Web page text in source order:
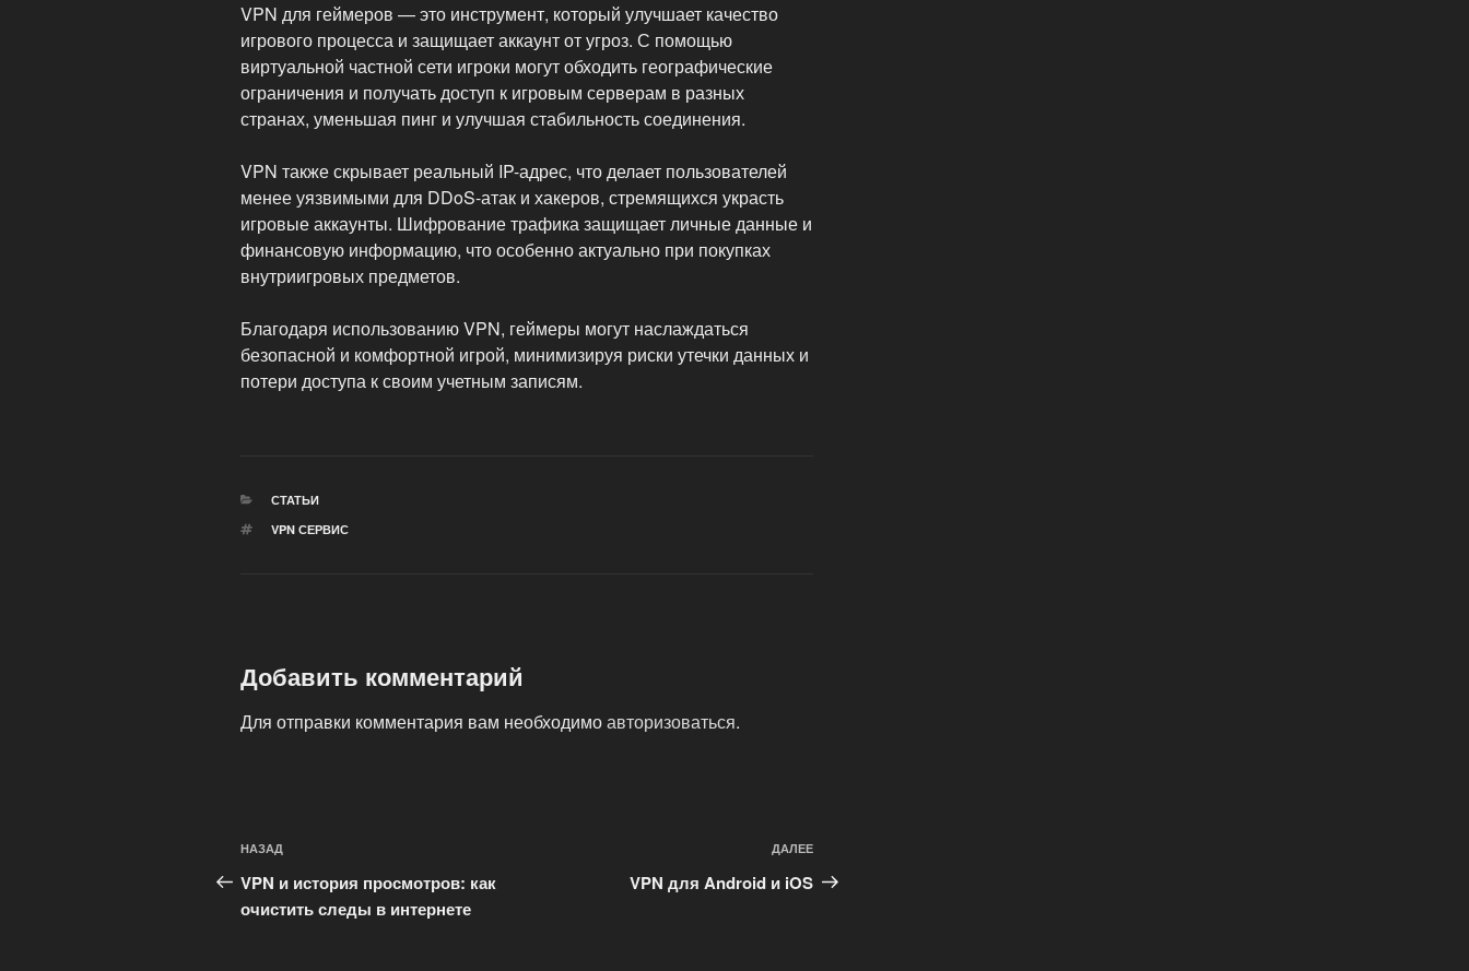
VPN для геймеров — это инструмент, который улучшает качество
игрового процесса и защищает аккаунт от угроз. С помощью
виртуальной частной сети игроки могут обходить географические
ограничения и получать доступ к игровым серверам в разных
странах, уменьшая пинг и улучшая стабильность соединения.
VPN также скрывает реальный IP-адрес, что делает пользователей
менее уязвимыми для DDoS-атак и хакеров, стремящихся украсть
игровые аккаунты. Шифрование трафика защищает личные данные и
финансовую информацию, что особенно актуально при покупках
внутриигровых предметов.
Благодаря использованию VPN, геймеры могут наслаждаться
безопасной и комфортной игрой, минимизируя риски утечки данных и
потери доступа к своим учетным записям.
РУБРИКИ
СТАТЬИ
МЕТКИ
VPN СЕРВИС
Добавить комментарий
Для отправки комментария вам необходимоавторизоваться.
Навигация
по
записям
Предыдущая
запись:
НАЗАД
VPN и история просмотров: как
очистить следы в интернете
запись
ДАЛЕЕ
VPN для Android и iOS